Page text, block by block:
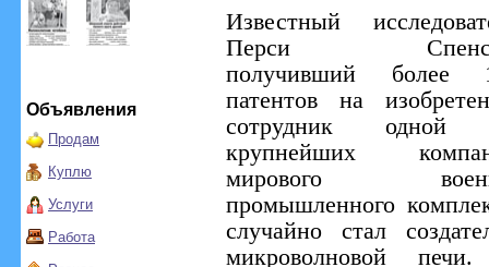
Объявления
Продам
Куплю
Услуги
Работа
Известный
Перси
получивший более
патентов на
сотрудник одной
крупнейших
мирового
промышленного
случайно стал
микроволновой